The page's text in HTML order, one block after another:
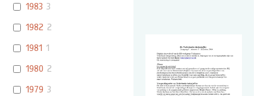
1983 3
1982 2
1981 1
1980 2
1979 3